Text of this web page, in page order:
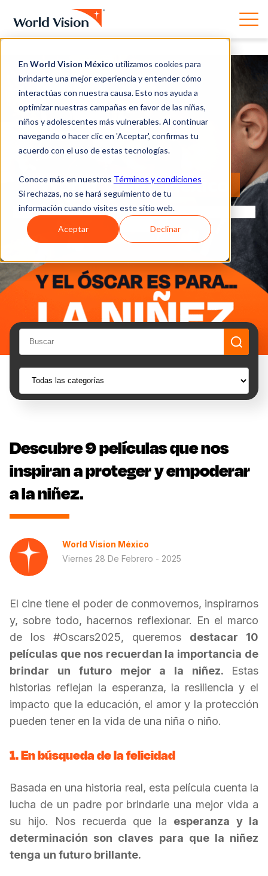
En World Vision México utilizamos cookies para
brindarte una mejor experiencia y entender cómo
interactúas con nuestra causa. Esto nos ayuda a
optimizar nuestras campañas en favor de las niñas,
niños y adolescentes más vulnerables. Al continuar
navegando o hacer clic en 'Aceptar', confirmas tu
acuerdo con el uso de estas tecnologías.
Conoce más en nuestros Términos y condiciones
Si rechazas, no se hará seguimiento de tu
información cuando visites este sitio web.
Aceptar Declinar
World Vision México
Películas Inspiradoras Que Nos Enseñan a Luchar por
la Niñez
Descubre 9 películas que nos
inspiran a proteger y empoderar
a la niñez.
World Vision México
Viernes 28 De Febrero - 2025
El cine tiene el poder de conmovernos, inspirarnos
y, sobre todo, hacernos reflexionar. En el marco
de los #Oscars2025, queremos destacar 10
películas que nos recuerdan la importancia de
brindar un futuro mejor a la niñez. Estas
historias reflejan la esperanza, la resiliencia y el
impacto que la educación, el amor y la protección
pueden tener en la vida de una niña o niño.
1. En búsqueda de la felicidad
Basada en una historia real, esta película cuenta la
lucha de un padre por brindarle una mejor vida a
su hijo. Nos recuerda que la esperanza y la
determinación son claves para que la niñez
tenga un futuro brillante.